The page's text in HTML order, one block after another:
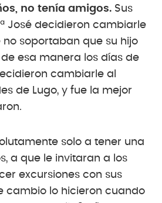
no tenía amigos. Sus
José decidieron cambiarle
soportaban que su hijo
esa manera los días de
cambiarle al
de Lugo, y fue la mejor
solo a tener una
a que le invitaran a los
excursiones con sus
cambio lo hicieron cuando